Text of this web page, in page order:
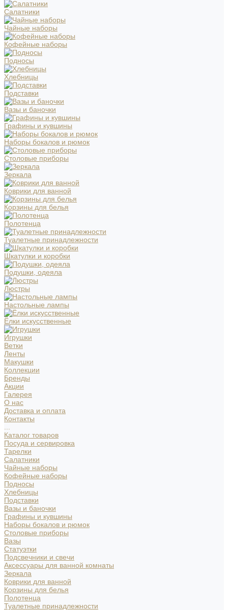
Салатники
Чайные наборы
Кофейные наборы
Подносы
Хлебницы
Подставки
Вазы и баночки
Графины и кувшины
Наборы бокалов и рюмок
Столовые приборы
Зеркала
Коврики для ванной
Корзины для белья
Полотенца
Туалетные принадлежности
Шкатулки и коробки
Подушки, одеяла
Люстры
Настольные лампы
Ёлки искусственные
Игрушки
Ветки
Ленты
Макушки
Коллекции
Бренды
Акции
Галерея
О нас
Доставка и оплата
Контакты
Каталог товаров
Посуда и сервировка
Тарелки
Салатники
Чайные наборы
Кофейные наборы
Подносы
Хлебницы
Подставки
Вазы и баночки
Графины и кувшины
Наборы бокалов и рюмок
Столовые приборы
Вазы
Статуэтки
Подсвечники и свечи
Аксессуары для ванной комнаты
Зеркала
Коврики для ванной
Корзины для белья
Полотенца
Туалетные принадлежности